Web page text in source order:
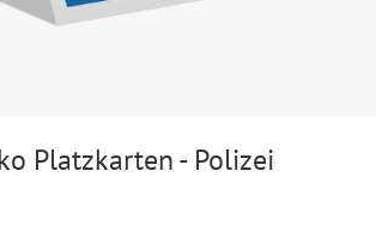
Platzkarten - Polizei